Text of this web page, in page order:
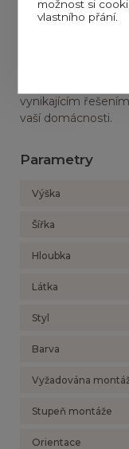
nejen funkčním
úprava mu
hodí k různým
vynikajícím
vaší domácnosti.
Parametry
Výška
Šířka
Hloubka
Látka
Styl
Barva
Vyžadována
Stupeň montáže
Orientace
možnost si
vlastního přání.